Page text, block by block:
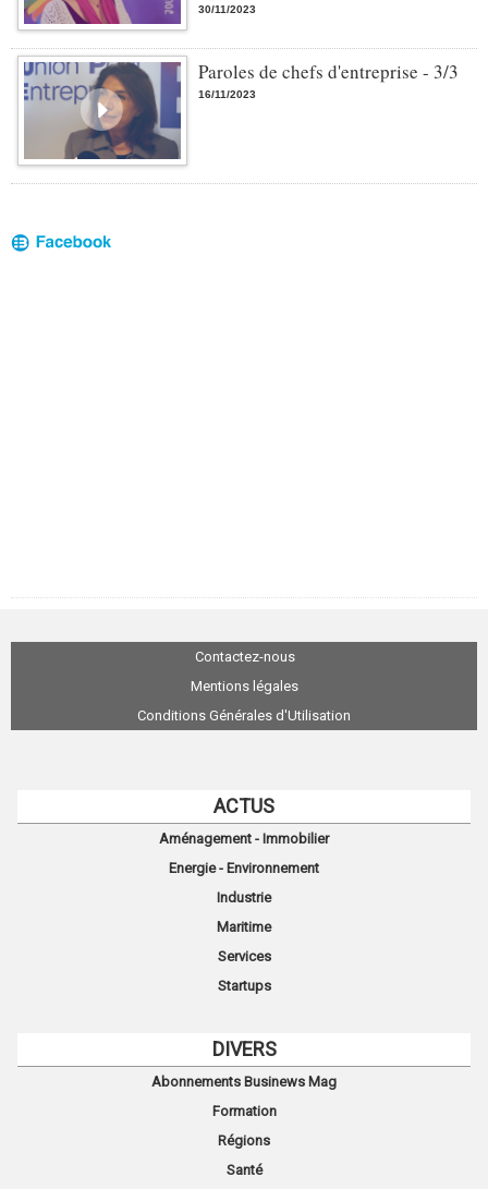
30/11/2023
Paroles de chefs d'entreprise - 3/3
16/11/2023
Contactez-nous
Mentions légales
Conditions Générales d'Utilisation
ACTUS
Aménagement - Immobilier
Energie - Environnement
Industrie
Maritime
Services
Startups
DIVERS
Abonnements Businews Mag
Formation
Régions
Santé